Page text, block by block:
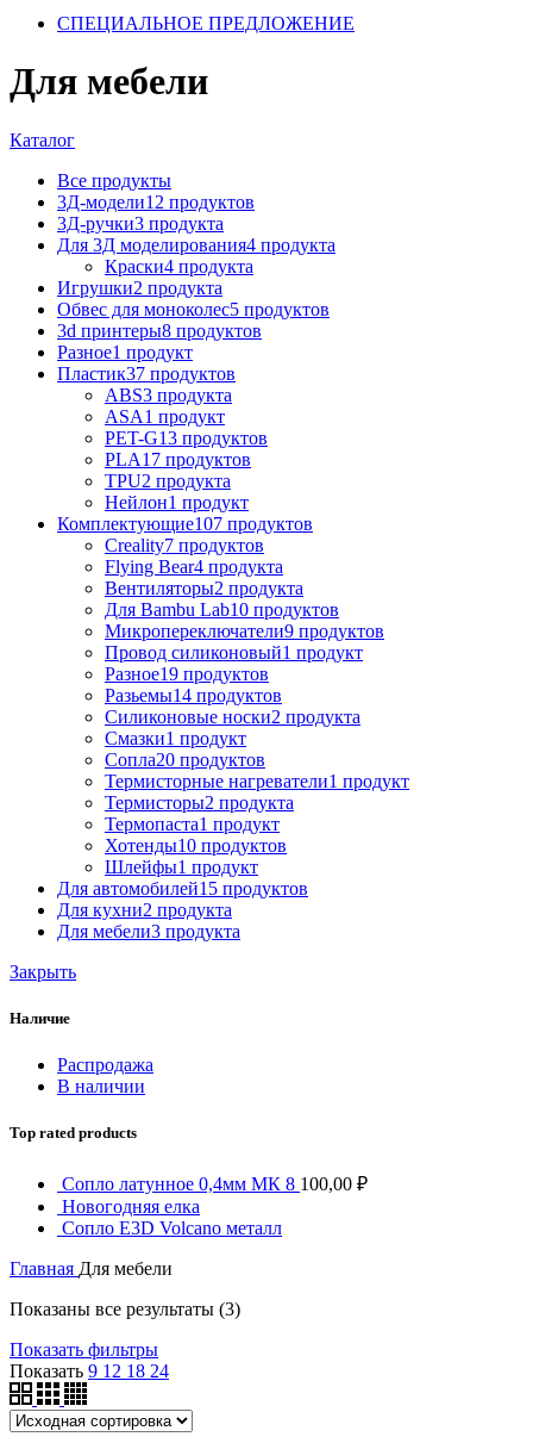
СПЕЦИАЛЬНОЕ ПРЕДЛОЖЕНИЕ
Для мебели
Каталог
Все продукты
3Д-модели12 продуктов
3Д-ручки3 продукта
Для 3Д моделирования4 продукта
Краски4 продукта
Игрушки2 продукта
Обвес для моноколес5 продуктов
3d принтеры8 продуктов
Разное1 продукт
Пластик37 продуктов
ABS3 продукта
ASA1 продукт
PET-G13 продуктов
PLA17 продуктов
TPU2 продукта
Нейлон1 продукт
Комплектующие107 продуктов
Creality7 продуктов
Flying Bear4 продукта
Вентиляторы2 продукта
Для Bambu Lab10 продуктов
Микропереключатели9 продуктов
Провод силиконовый1 продукт
Разное19 продуктов
Разьемы14 продуктов
Силиконовые носки2 продукта
Смазки1 продукт
Сопла20 продуктов
Термисторные нагреватели1 продукт
Термисторы2 продукта
Термопаста1 продукт
Хотенды10 продуктов
Шлейфы1 продукт
Для автомобилей15 продуктов
Для кухни2 продукта
Для мебели3 продукта
Закрыть
Наличие
Распродажа
В наличии
Top rated products
Сопло латунное 0,4мм МК 8 100,00 ₽
Новогодняя елка
Сопло E3D Volcano металл
Главная Для мебели
Показаны все результаты (3)
Показать фильтры
Показать 9 12 18 24